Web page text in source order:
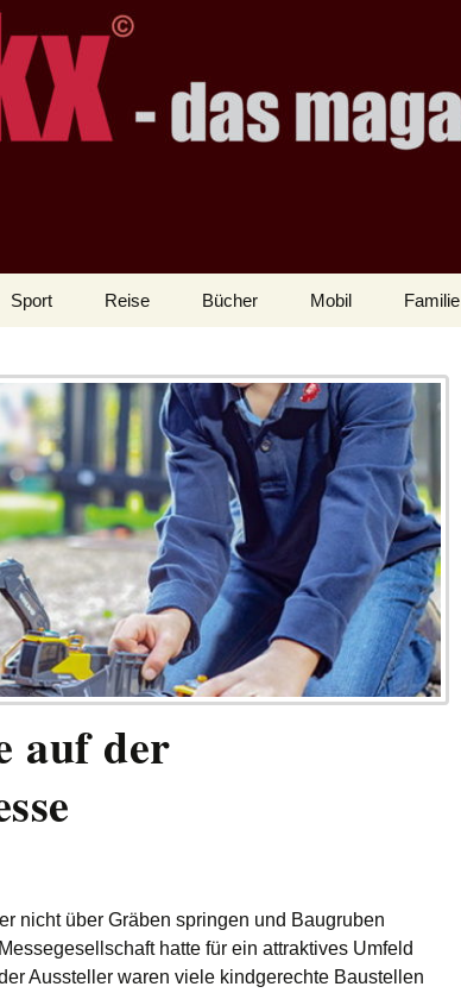
Sport Reise Bücher Mobil Familie
auf der
nicht über Gräben springen und Baugruben
hatte für ein attraktives Umfeld
Aussteller waren viele kindgerechte Baustellen